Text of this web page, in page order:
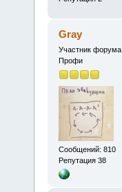
Gray
Участник форума
Профи
Сообщений: 810
Репутация 38